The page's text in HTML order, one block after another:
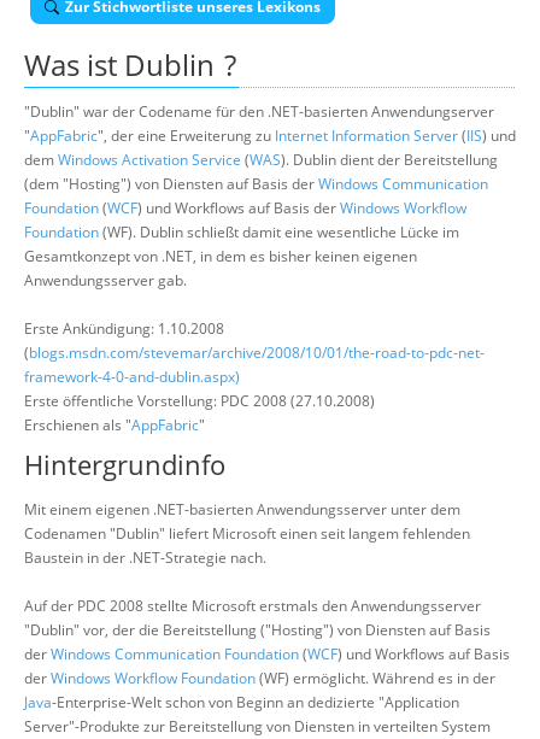
Über uns
Suche
Zur Stichwortliste unseres Lexikons
Was ist Dublin ?
"Dublin" war der Codename für den .NET-basierten Anwendungserver
"AppFabric", der eine Erweiterung zu Internet Information Server(IIS) und
demWindows Activation Service (WAS). Dublin dient der Bereitstellung
(dem "Hosting") von Diensten auf Basis derWindows Communication
Foundation(WCF) und Workflows auf Basis derWindows Workflow
Foundation(WF). Dublin schließt damit eine wesentliche Lücke im
Gesamtkonzept von .NET, in dem es bisher keinen eigenen
Anwendungsserver gab.
Erste Ankündigung: 1.10.2008
(blogs.msdn.com/stevemar/archive/2008/10/01/the-road-to-pdc-net-
framework-4-0-and-dublin.aspx)
Erste öffentliche Vorstellung: PDC 2008 (27.10.2008)
Erschienen als "AppFabric"
Hintergrundinfo
Mit einem eigenen .NET-basierten Anwendungsserver unter dem
Codenamen "Dublin" liefert Microsoft einen seit langem fehlenden
Baustein in der .NET-Strategie nach.
Auf der PDC 2008 stellte Microsoft erstmals den Anwendungsserver
"Dublin" vor, der die Bereitstellung ("Hosting") von Diensten auf Basis
derWindows Communication Foundation(WCF) und Workflows auf Basis
derWindows Workflow Foundation(WF) ermöglicht. Während es in der
Java-Enterprise-Welt schon von Beginn an dedizierte "Application
Server"-Produkte zur Bereitstellung von Diensten in verteilten System